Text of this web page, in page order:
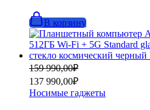
В корзину
159 990,00₽
Первоначальная
цена
составляла
159
137 990,00₽
Текущая
цена:
137
990,00₽.
Носимые гаджеты